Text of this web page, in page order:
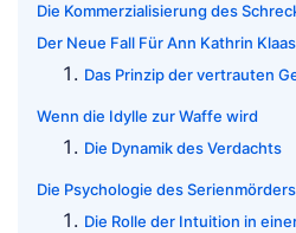
Die Kommerzialisierung des
Der Neue Fall Für Ann Kathrin
Das Prinzip der vertrauten
Wenn die Idylle zur Waffe wird
Die Dynamik des Verdachts
Die Psychologie des
Die Rolle der Intuition in